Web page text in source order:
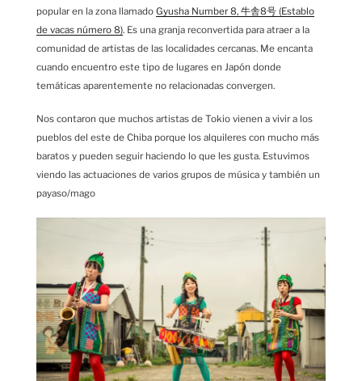
popular en la zona llamado Gyusha Number 8, 牛舎8号 (Establo
de vacas número 8). Es una granja reconvertida para atraer a la
comunidad de artistas de las localidades cercanas. Me encanta
cuando encuentro este tipo de lugares en Japón donde
temáticas aparentemente no relacionadas convergen.
Nos contaron que muchos artistas de Tokio vienen a vivir a los
pueblos del este de Chiba porque los alquileres con mucho más
baratos y pueden seguir haciendo lo que les gusta. Estuvimos
viendo las actuaciones de varios grupos de música y también un
payaso/mago